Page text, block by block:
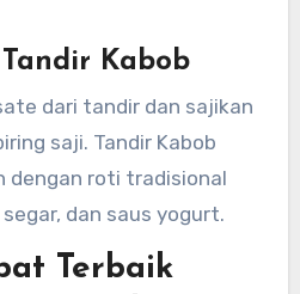
Kabob
dari tandir dan sajikan
saji. Tandir Kabob
dengan roti tradisional
dan saus yogurt.
Terbaik